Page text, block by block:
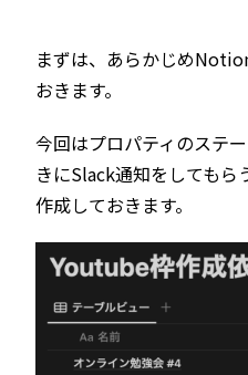
まずは、あらかじめ
おきます。
今回はプロパティのステ
きにSlack通知をしてもら
作成しておきます。